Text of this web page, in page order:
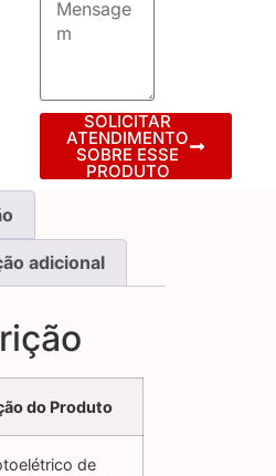
SOLICITAR
ATENDIMENTO
SOBRE ESSE
PRODUTO
adicional
do Produto
de